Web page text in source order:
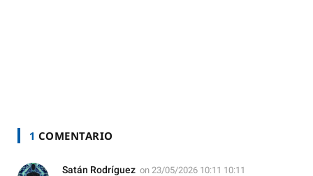
1 COMENTARIO
Satán Rodríguez on 23/05/2026 10:11 10:11